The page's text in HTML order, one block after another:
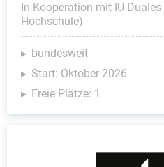
In Kooperation mit IU
Hochschule)
bundesweit
Start: Oktober 2026
Freie Plätze: 1